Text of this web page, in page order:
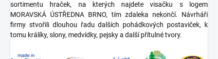
sortimentu hraček, na kterých najdete visačku s logem
MORAVSKÁ ÚSTŘEDNA BRNO, tím zdaleka nekončí. Návrháři
firmy stvořili dlouhou řadu dalších pohádkových postaviček, k
tomu králíky, slony, medvídky, pejsky a další přítulné tvory.